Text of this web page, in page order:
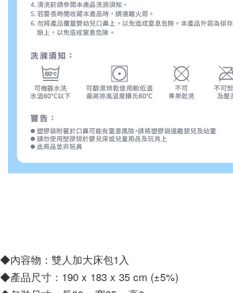
◆內容物：雙人加大床包1入
◆產品尺寸：190 x 183 x 35 cm (±5%)